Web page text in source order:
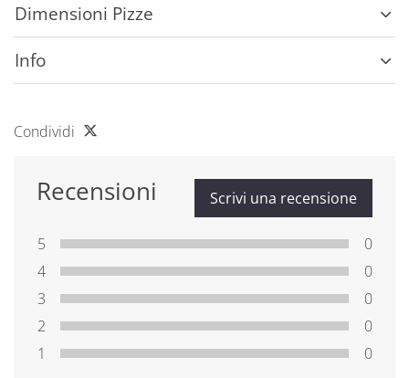
Dimensioni Pizze
Info
Condividi
Recensioni Scrivi una recensione
5
0
4
0
3
0
2
0
1
0